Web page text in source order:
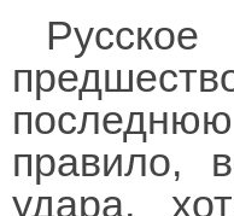
правило,
удара,